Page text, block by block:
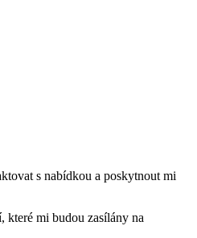
s nabídkou a poskytnout mi
které mi budou zasílány na